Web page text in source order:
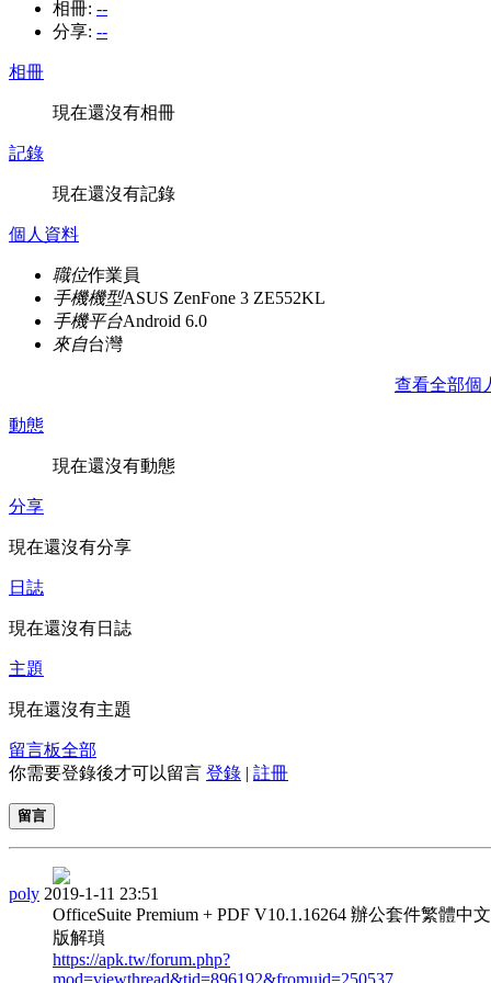
相冊: --
分享: --
相冊
現在還沒有相冊
記錄
現在還沒有記錄
個人資料
職位作業員
手機機型ASUS ZenFone 3 ZE552KL
手機平台Android 6.0
來自台灣
查看全部個
動態
現在還沒有動態
分享
現在還沒有分享
日誌
現在還沒有日誌
主題
現在還沒有主題
留言板全部
你需要登錄後才可以留言 登錄 | 註冊
留言
poly 2019-1-11 23:51
OfficeSuite Premium + PDF V10.1.16264 辦公套件繁體中
版解瑣
https://apk.tw/forum.php?
mod=viewthread&tid=896192&fromuid=250537